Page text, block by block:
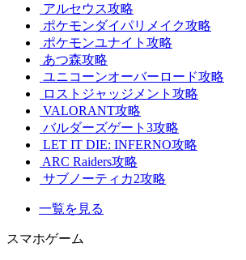
アルセウス攻略
ポケモンダイパリメイク攻略
ポケモンユナイト攻略
あつ森攻略
ユニコーンオーバーロード攻略
ロストジャッジメント攻略
VALORANT攻略
バルダーズゲート3攻略
LET IT DIE: INFERNO攻略
ARC Raiders攻略
サブノーティカ2攻略
一覧を見る
スマホゲーム